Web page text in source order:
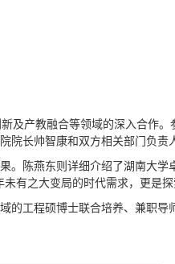
产教融合等领域的深入合作
长帅智康和双方相关部门负责
陈燕东则详细介绍了湖南大
有之大变局的时代需求，更是
工程硕博士联合培养、兼职